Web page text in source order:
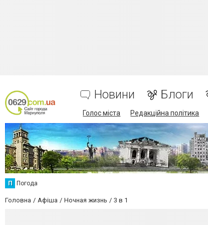
Новини Блоги
Голос міста Редакційна політика
П Погода
Головна Афіша Ночная жизнь 3 в 1